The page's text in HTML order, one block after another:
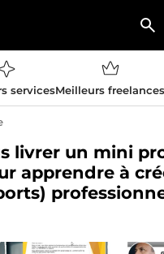
servicesMeilleurs freelances
livrer un mini
apprendre à